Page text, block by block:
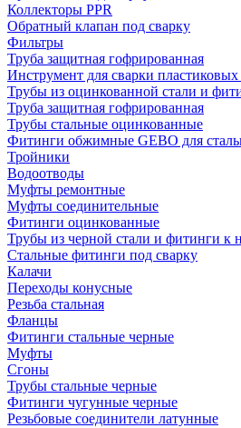
Коллекторы PPR
Обратный клапан под сварку
Фильтры
Труба защитная гофрированная
Инструмент для сварки пластиковых
Трубы из оцинкованной стали и
Труба защитная гофрированная
Трубы стальные оцинкованные
Фитинги обжимные GEBO для
Тройники
Водоотводы
Муфты ремонтные
Муфты соединительные
Фитинги оцинкованные
Трубы из черной стали и фитинги к
Стальные фитинги под сварку
Калачи
Переходы конусные
Резьба стальная
Фланцы
Фитинги стальные черные
Муфты
Сгоны
Трубы стальные черные
Фитинги чугунные черные
Резьбовые соединители латунные